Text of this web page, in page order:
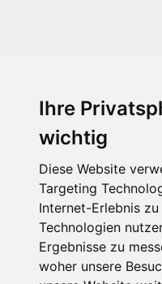
Ihre
wichtig
Diese Website
Targeting
Internet-Erlebnis
Technologien
Ergebnisse zu
woher unsere
KIRCHE
KIN